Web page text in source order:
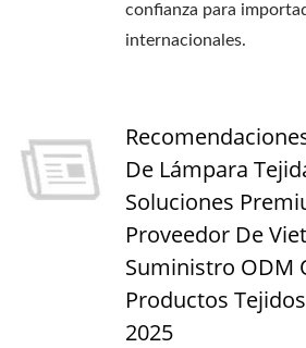
confianza para
internacionales.
De Lámpara
Soluciones
Proveedor De
Suministro ODM
Productos
2025